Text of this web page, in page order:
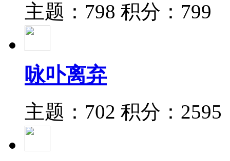
主题：798 积分：799
咏卟离弃
主题：702 积分：2595